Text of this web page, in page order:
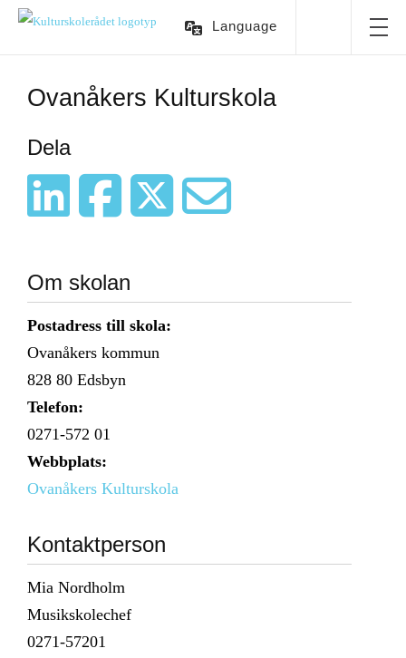
Language
Ovanåkers Kulturskola
Dela
Om skolan
Postadress till skola:
Ovanåkers kommun
828 80 Edsbyn
Telefon:
0271-572 01
Webbplats:
Ovanåkers Kulturskola
Kontaktperson
Mia Nordholm
Musikskolechef
0271-57201